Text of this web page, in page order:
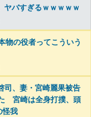
ヤバすぎるｗｗｗｗｗ
物の役者ってこういう
司、妻・宮崎麗果被告
宮崎は全身打撲、頭
怪我